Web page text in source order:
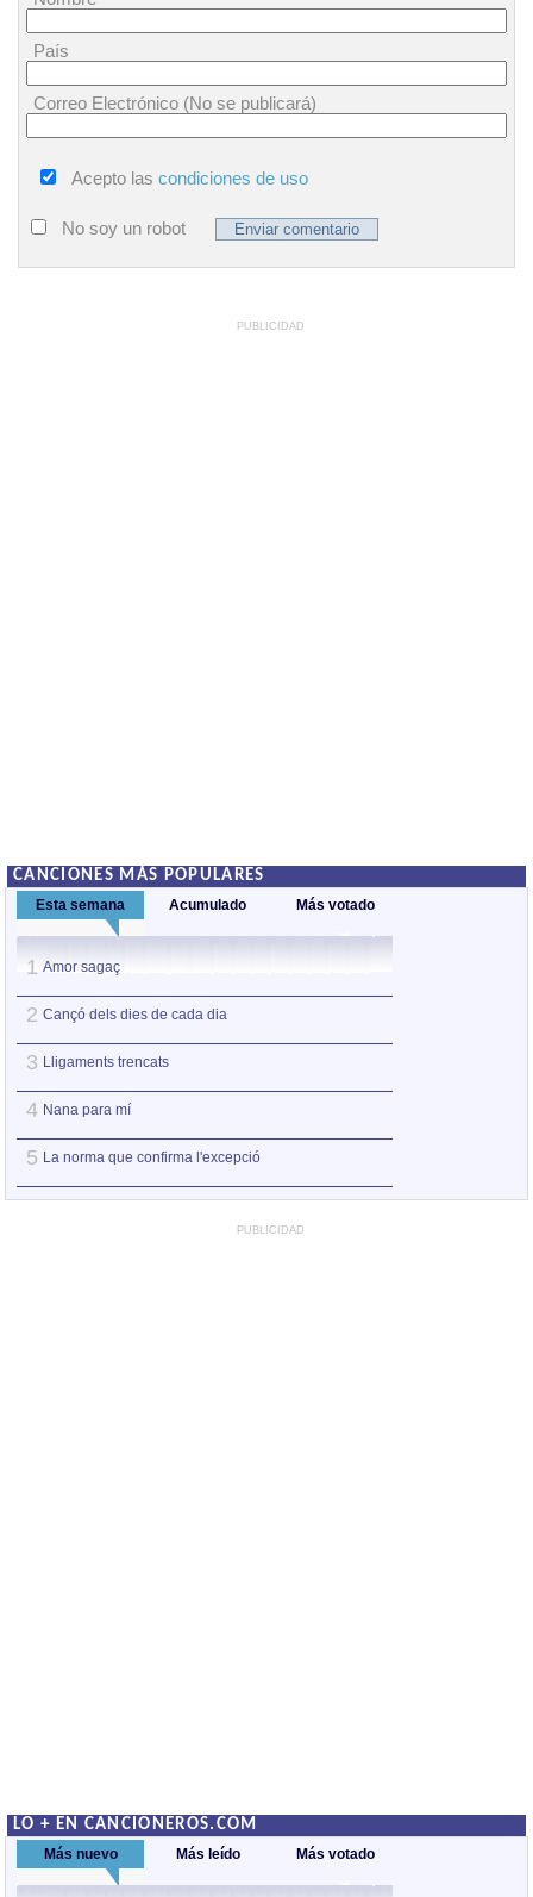
País
Correo Electrónico (No se publicará)
Acepto las condiciones de uso
No soy un robot
PUBLICIDAD
CANCIONES MÁS POPULARES
Esta semana Acumulado Más votado
1 Amor sagaç
2 Cançó dels dies de cada dia
3 Lligaments trencats
4 Nana para mí
5 La norma que confirma l'excepció
PUBLICIDAD
LO + EN CANCIONEROS.COM
Más nuevo Más leído Más votado